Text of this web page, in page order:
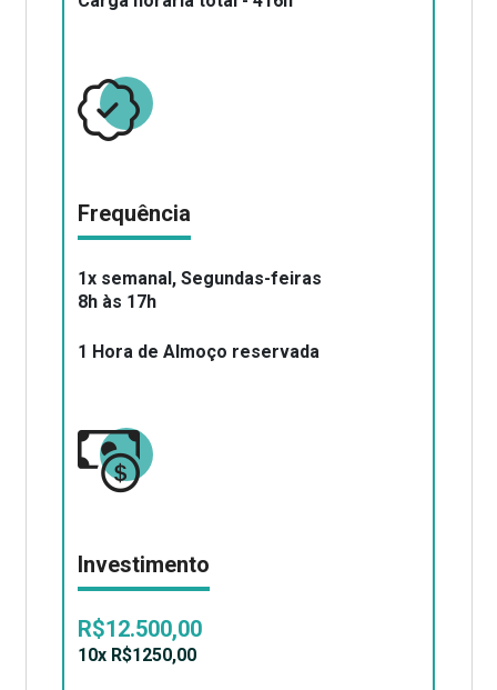
Frequência
1x semanal, Segundas-feiras
8h às 17h
1 Hora de Almoço reservada
Investimento
R$12.500,00
10x R$1250,00